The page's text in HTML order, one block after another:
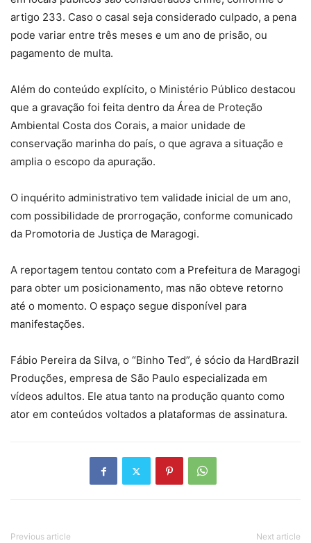
artigo 233. Caso o casal seja considerado culpado, a pena
pode variar entre três meses e um ano de prisão, ou
pagamento de multa.
Além do conteúdo explícito, o Ministério Público destacou
que a gravação foi feita dentro da Área de Proteção
Ambiental Costa dos Corais, a maior unidade de
conservação marinha do país, o que agrava a situação e
amplia o escopo da apuração.
O inquérito administrativo tem validade inicial de um ano,
com possibilidade de prorrogação, conforme comunicado
da Promotoria de Justiça de Maragogi.
A reportagem tentou contato com a Prefeitura de Maragogi
para obter um posicionamento, mas não obteve retorno
até o momento. O espaço segue disponível para
manifestações.
Fábio Pereira da Silva, o “Binho Ted”, é sócio da HardBrazil
Produções, empresa de São Paulo especializada em
vídeos adultos. Ele atua tanto na produção quanto como
ator em conteúdos voltados a plataformas de assinatura.
Previous article Next article